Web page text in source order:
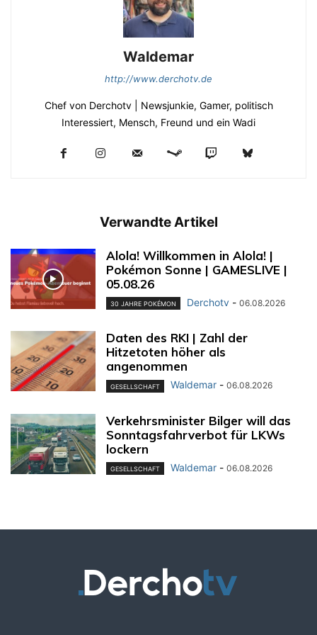
Waldemar
http://www.derchotv.de
Chef von Derchotv | Newsjunkie, Gamer, politisch
Interessiert, Mensch, Freund und ein Wadi
Verwandte Artikel
Alola! Willkommen in Alola! |
Pokémon Sonne | GAMESLIVE |
05.08.26
30 JAHRE POKÉMON Derchotv - 06.08.2026
Daten des RKI | Zahl der
Hitzetoten höher als
angenommen
GESELLSCHAFT Waldemar - 06.08.2026
Verkehrsminister Bilger will das
Sonntagsfahrverbot für LKWs
lockern
GESELLSCHAFT Waldemar - 06.08.2026